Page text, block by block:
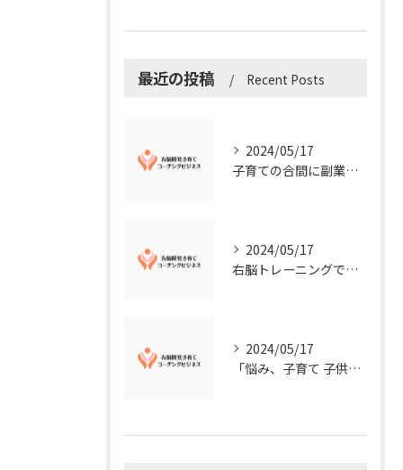
最近の投稿 Recent Posts
2024/05/17
子育ての合間に副業コーチングで収入アップ！右脳開発子育てコーチングビジネスの可能性とは？
2024/05/17
右脳トレーニングで視覚的センスを磨こう！
2024/05/17
「悩み、子育て 子供の発達」を解決する右脳開発子育てコーチングビジネス業界の魅力とは？